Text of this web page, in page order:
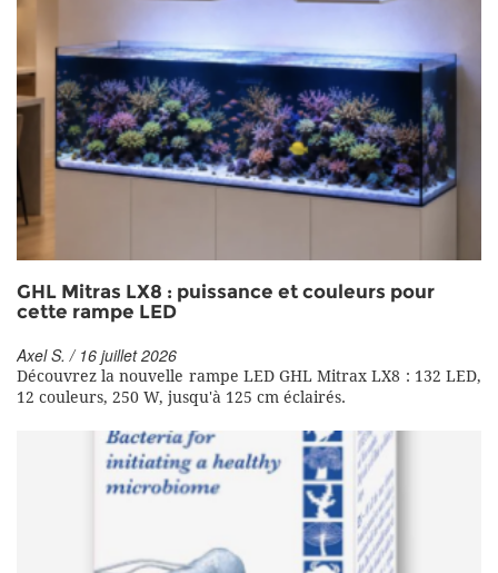
GHL Mitras LX8 : puissance et couleurs pour
cette rampe LED
Axel S. / 16 juillet 2026
Découvrez la nouvelle rampe LED GHL Mitrax LX8 : 132 LED,
12 couleurs, 250 W, jusqu'à 125 cm éclairés.